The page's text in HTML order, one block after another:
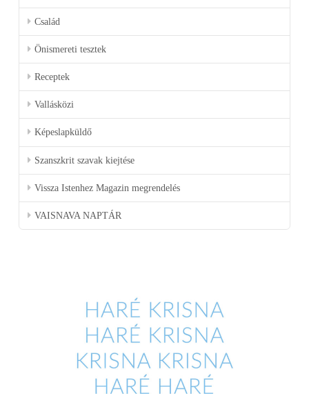
Család
Önismereti tesztek
Receptek
Vallásközi
Képeslapküldő
Szanszkrit szavak kiejtése
Vissza Istenhez Magazin megrendelés
VAISNAVA NAPTÁR